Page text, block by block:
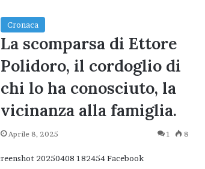
Cronaca
La scomparsa di Ettore
Polidoro, il cordoglio di
chi lo ha conosciuto, la
vicinanza alla famiglia.
Aprile 8, 2025 1 8